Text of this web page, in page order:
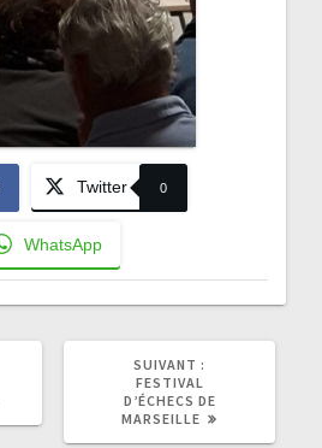
Twitter 0
WhatsApp
SUIVANT :
:
FESTIVAL
D’ÉCHECS DE
MARSEILLE